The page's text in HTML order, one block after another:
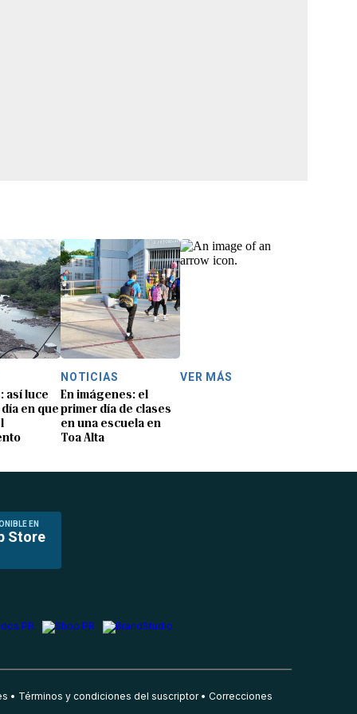
así luce
en que
NOTICIAS
En imágenes: el
primer día de clases
en una escuela en
Toa Alta
VER MÁS
EN
Store
Términos y condiciones del suscriptor Correcciones